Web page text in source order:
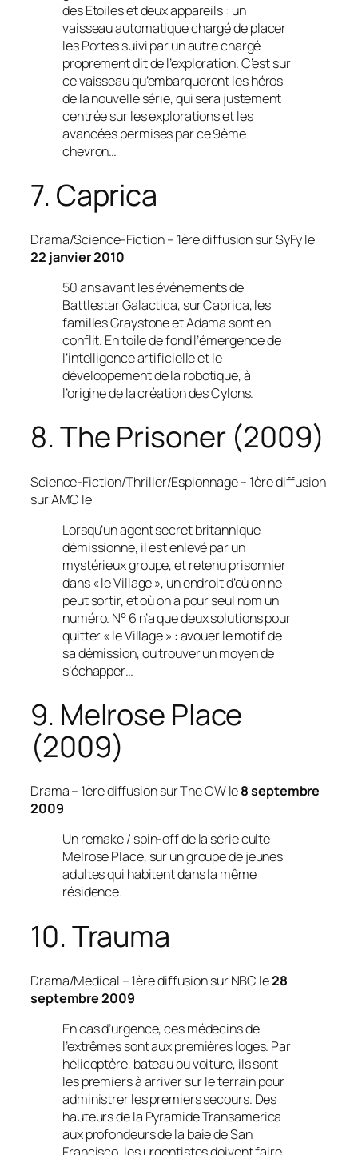
des Etoiles et deux appareils : un
vaisseau automatique chargé de placer
les Portes suivi par un autre chargé
proprement dit de l’exploration. C’est sur
ce vaisseau qu’embarqueront les héros
de la nouvelle série, qui sera justement
centrée sur les explorations et les
avancées permises par ce 9ème
chevron…
7. Caprica
Drama/Science-Fiction– 1ère diffusion sur SyFy le
22 janvier 2010
50 ans avant les événements de
Battlestar Galactica, sur Caprica, les
familles Graystone et Adama sont en
conflit. En toile de fond l’émergence de
l’intelligence artificielle et le
développement de la robotique, à
l’origine de la création des Cylons.
8. The Prisoner (2009)
Science-Fiction/Thriller/Espionnage– 1ère diffusion
sur AMC le
Lorsqu’un agent secret britannique
démissionne, il est enlevé par un
mystérieux groupe, et retenu prisonnier
dans « le Village », un endroit d’où on ne
peut sortir, et où on a pour seul nom un
numéro. N° 6 n’a que deux solutions pour
quitter « le Village » : avouer le motif de
sa démission, ou trouver un moyen de
s’échapper…
9. Melrose Place
(2009)
Drama– 1ère diffusion sur The CW le8 septembre
2009
Un remake / spin-off de la série culte
Melrose Place, sur un groupe de jeunes
adultes qui habitent dans la même
résidence.
10. Trauma
Drama/Médical – 1ère diffusion sur NBC le28
septembre 2009
En cas d’urgence, ces médecins de
l’extrêmes sont aux premières loges. Par
hélicoptère, bateau ou voiture, ils sont
les premiers à arriver sur le terrain pour
administrer les premiers secours. Des
hauteurs de la Pyramide Transamerica
aux profondeurs de la baie de San